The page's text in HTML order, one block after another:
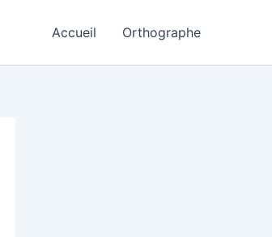
Accueil Orthographe